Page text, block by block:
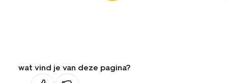
wat vind je van deze pagina?